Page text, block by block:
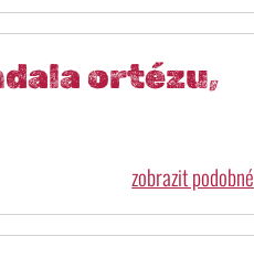
ortézu,
zobrazit podobné